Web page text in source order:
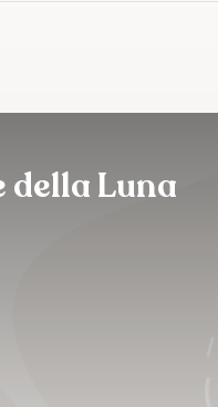
della Luna